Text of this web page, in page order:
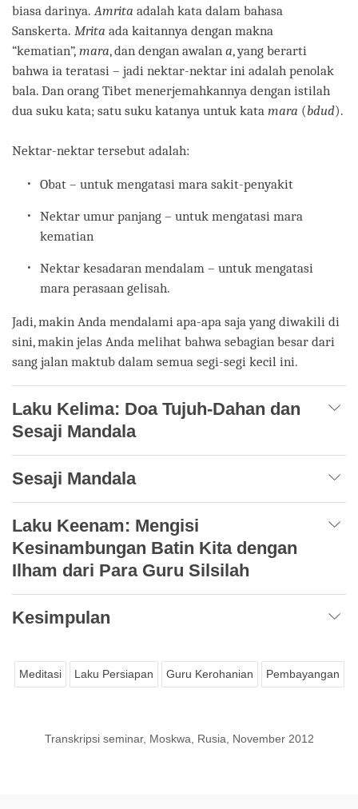
biasa darinya. Amrita adalah kata dalam bahasa
Sanskerta. Mrita ada kaitannya dengan makna
“kematian”, mara, dan dengan awalan a, yang berarti
bahwa ia teratasi – jadi nektar-nektar ini adalah penolak
bala. Dan orang Tibet menerjemahkannya dengan istilah
dua suku kata; satu suku katanya untuk kata mara (bdud).
Nektar-nektar tersebut adalah:
Obat – untuk mengatasi mara sakit-penyakit
Nektar umur panjang – untuk mengatasi mara
kematian
Nektar kesadaran mendalam – untuk mengatasi
mara perasaan gelisah.
Jadi, makin Anda mendalami apa-apa saja yang diwakili di
sini, makin jelas Anda melihat bahwa sebagian besar dari
sang jalan maktub dalam semua segi-segi kecil ini.
Laku Kelima: Doa Tujuh-Dahan dan
Sesaji Mandala
Sesaji Mandala
Laku Keenam: Mengisi
Kesinambungan Batin Kita dengan
Ilham dari Para Guru Silsilah
Kesimpulan
Meditasi Laku Persiapan Guru Kerohanian Pembayangan
Transkripsi seminar, Moskwa, Rusia, November 2012